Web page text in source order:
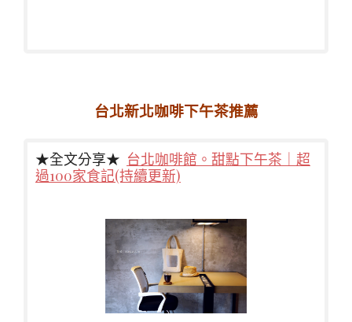
台北新北咖啡下午茶推薦
★全文分享★ 台北咖啡館。甜點下午茶｜超
過100家食記(持續更新)